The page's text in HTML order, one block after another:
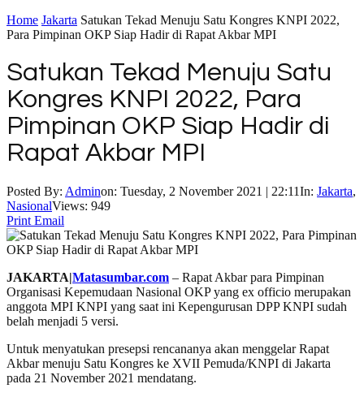
Home Jakarta Satukan Tekad Menuju Satu Kongres KNPI 2022,
Para Pimpinan OKP Siap Hadir di Rapat Akbar MPI
Satukan Tekad Menuju Satu
Kongres KNPI 2022, Para
Pimpinan OKP Siap Hadir di
Rapat Akbar MPI
Posted By: Adminon: Tuesday, 2 November 2021 | 22:11In: Jakarta,
NasionalViews: 949
Print Email
JAKARTA|Matasumbar.com – Rapat Akbar para Pimpinan
Organisasi Kepemudaan Nasional OKP yang ex officio merupakan
anggota MPI KNPI yang saat ini Kepengurusan DPP KNPI sudah
belah menjadi 5 versi.
Untuk menyatukan presepsi rencananya akan menggelar Rapat
Akbar menuju Satu Kongres ke XVII Pemuda/KNPI di Jakarta
pada 21 November 2021 mendatang.